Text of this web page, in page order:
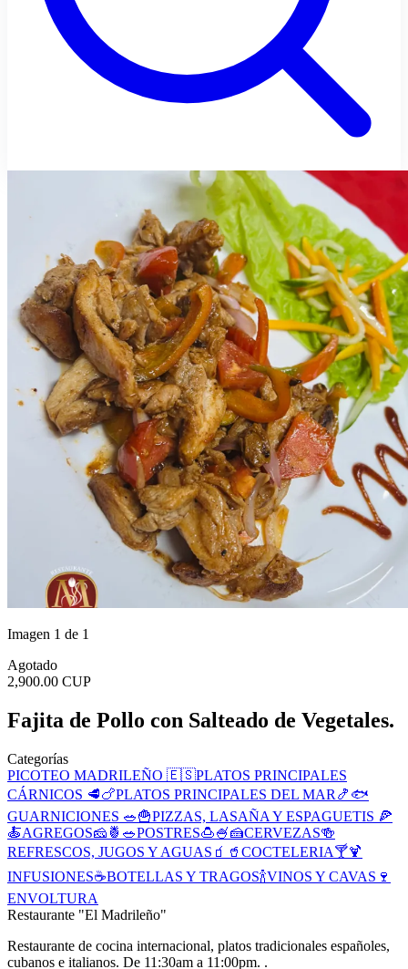
Imagen 1 de 1
Agotado
2,900.00 CUP
Fajita de Pollo con Salteado de Vegetales.
Categorías
PICOTEO MADRILEÑO 🇪🇸PLATOS PRINCIPALES
CÁRNICOS 🥩🍗PLATOS PRINCIPALES DEL MAR🍤🐟
GUARNICIONES 🥗🍟PIZZAS, LASAÑA Y ESPAGUETIS 🍕
🍝AGREGOS🧀🍍🥗POSTRES🍮🍧🍰CERVEZAS🍻
REFRESCOS, JUGOS Y AGUAS🧃🥤 COCTELERIA🍸🍹
INFUSIONES☕️BOTELLAS Y TRAGOS🍾VINOS Y CAVAS🍷
ENVOLTURA
Restaurante "El Madrileño"
Restaurante de cocina internacional, platos tradicionales españoles,
cubanos e italianos. De 11:30am a 11:00pm. .